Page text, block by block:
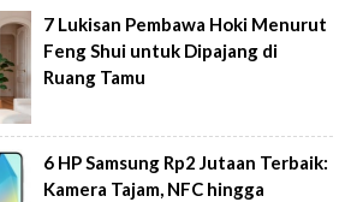
7 Lukisan Pembawa Hoki Menurut
Feng Shui untuk Dipajang di
Ruang Tamu
6 HP Samsung Rp2 Jutaan Terbaik:
Kamera Tajam, NFC hingga